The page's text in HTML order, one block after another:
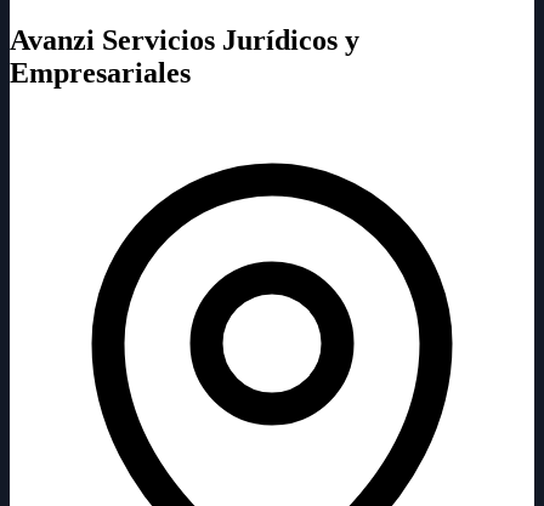
Avanzi Servicios Jurídicos y
Empresariales